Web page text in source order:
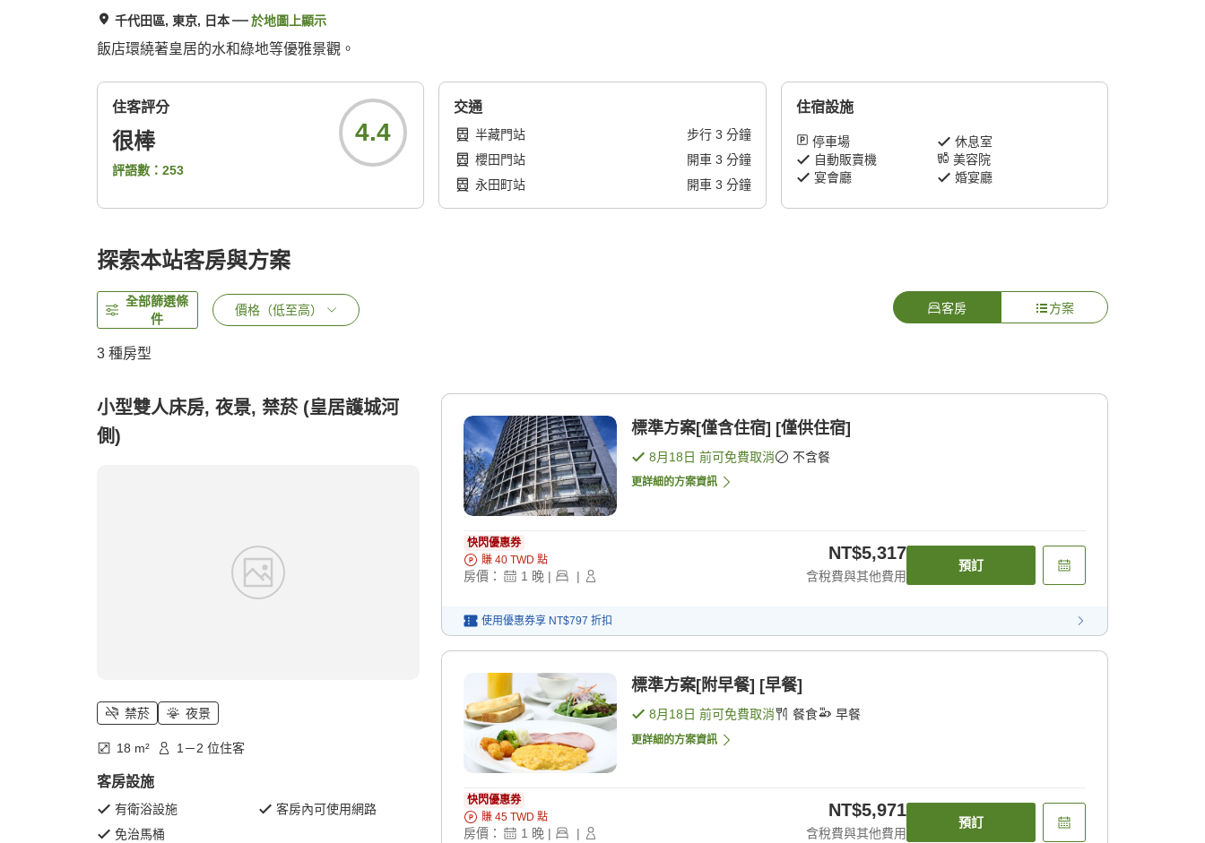
千代田區, 東京, 日本 於地圖上顯示
飯店環繞著皇居的水和綠地等優雅景觀。
住客評分
很棒
評語數： 253
4.4
交通
半藏門站 步行 3 分鐘
櫻田門站
開車 3 分鐘
永田町站
開車 3 分鐘
住宿設施
停車場
休息室
自動販賣機
美容院
宴會廳
婚宴廳
探索本站客房與方案
全部篩選條
件
價格（低至高） 客房 方案
3 種房型
小型雙人床房, 夜景, 禁菸 (皇居護城河
側)
禁菸 夜景
18 m² 1－2 位住客
客房設施
有衛浴設施
客房內可使用網路
免治馬桶
標準方案[僅含住宿] [僅供住宿]
8月18日 前可免費取消 不含餐
更詳細的方案資訊
快閃優惠券
賺 40 TWD 點
房價： 1 晚 | |
NT$5,317
含稅費與其他費用
預訂
使用優惠券享 NT$797 折扣
標準方案[附早餐] [早餐]
8月18日 前可免費取消 餐食 早餐
更詳細的方案資訊
快閃優惠券
賺 45 TWD 點
房價： 1 晚 | |
NT$5,971
含稅費與其他費用
預訂